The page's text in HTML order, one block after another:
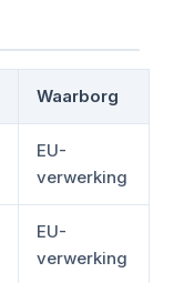
Waarborg
EU-
verwerking
EU-
verwerking